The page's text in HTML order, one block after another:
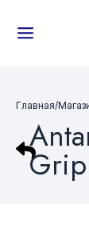
Главная/